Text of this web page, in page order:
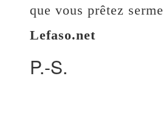
que vous prêtez
Lefaso.net
P.-S.